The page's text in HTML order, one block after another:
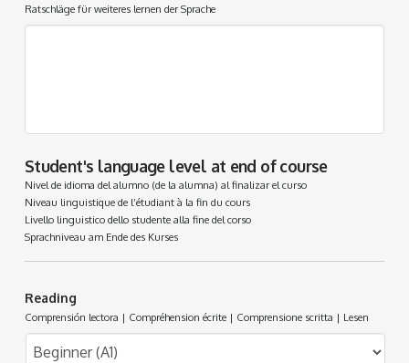
Ratschläge für weiteres lernen der Sprache
Student's language level at end of course
Nivel de idioma del alumno (de la alumna) al finalizar el curso
Niveau linguistique de l’étudiant à la fin du cours
Livello linguistico dello studente alla fine del corso
Sprachniveau am Ende des Kurses
Reading
Comprensión lectora | Compréhension écrite | Comprensione scritta | Lesen